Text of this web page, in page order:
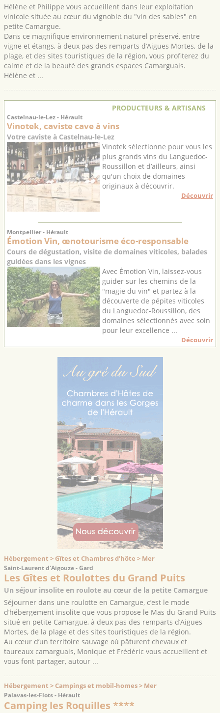
Hélène et Philippe vous accueillent dans leur exploitation
vinicole située au cœur du vignoble du "vin des sables" en
petite Camargue.
Dans ce magnifique environnement naturel préservé, entre
vigne et étangs, à deux pas des remparts d’Aigues Mortes, de la
plage, et des sites touristiques de la région, vous profiterez du
calme et de la beauté des grands espaces Camarguais.
Hélène et ...
PRODUCTEURS & ARTISANS
Castelnau-le-Lez - Hérault
Vinotek, caviste cave à vins
Votre caviste à Castelnau-le-Lez
Vinotek sélectionne pour vous les
plus grands vins du Languedoc-
Roussillon et d’ailleurs, ainsi
qu'un choix de domaines
originaux à découvrir.
Découvrir
Montpellier - Hérault
Émotion Vin, œnotourisme éco-responsable
Cours de dégustation, visite de domaines viticoles, balades
guidées dans les vignes
Avec Émotion Vin, laissez-vous
guider sur les chemins de la
"magie du vin" et partez à la
découverte de pépites viticoles
du Languedoc-Roussillon, des
domaines sélectionnés avec soin
pour leur excellence ...
Découvrir
Hébergement > Gîtes et Chambres d'hôte > Mer
Saint-Laurent d'Aigouze - Gard
Les Gîtes et Roulottes du Grand Puits
Un séjour insolite en roulote au cœur de la petite Camargue
Séjourner dans une roulotte en Camargue, c’est le mode
d’hébergement insolite que vous propose le Mas du Grand Puits
situé en petite Camargue, à deux pas des remparts d’Aigues
Mortes, de la plage et des sites touristiques de la région.
Au cœur d’un territoire sauvage où pâturent chevaux et
taureaux camarguais, Monique et Frédéric vous accueillent et
vous font partager, autour ...
Hébergement > Campings et mobil-homes > Mer
Palavas-les-Flots - Hérault
Camping les Roquilles ****